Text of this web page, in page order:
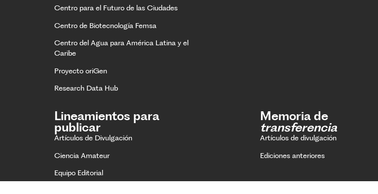
Centro para el Futuro de las Ciudades
Centro de Biotecnología Femsa
Centro del Agua para América Latina y el
Caribe
Proyecto oriGen
Research Data Hub
Lineamientos para
publicar
Artículos de Divulgación
Ciencia Amateur
Equipo Editorial
Memoria de
transferencia
Artículos de divulgación
Ediciones anteriores